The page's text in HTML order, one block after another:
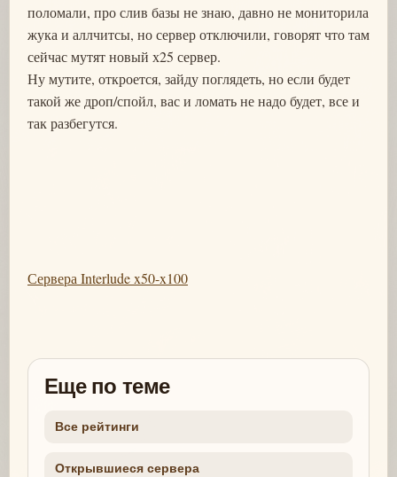
поломали, про слив базы не знаю, давно не мониторила
жука и аллчитсы, но сервер отключили, говорят что там
сейчас мутят новый х25 сервер.
Ну мутите, откроется, зайду поглядеть, но если будет
такой же дроп/спойл, вас и ломать не надо будет, все и
так разбегутся.
Сервера Interlude x50-x100
Еще по теме
Все рейтинги
Открывшиеся сервера